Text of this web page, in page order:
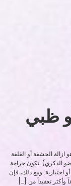
ظبي
الحشفة أو القلفة
الذكري). تكون جراحة
اختيارية. ومع ذلك، فإن
وأكثر تعقيداً من […]